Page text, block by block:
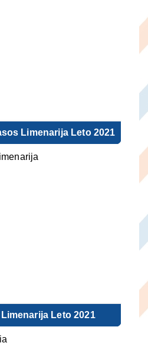
Limenarija Leto 2021
Leto 2021